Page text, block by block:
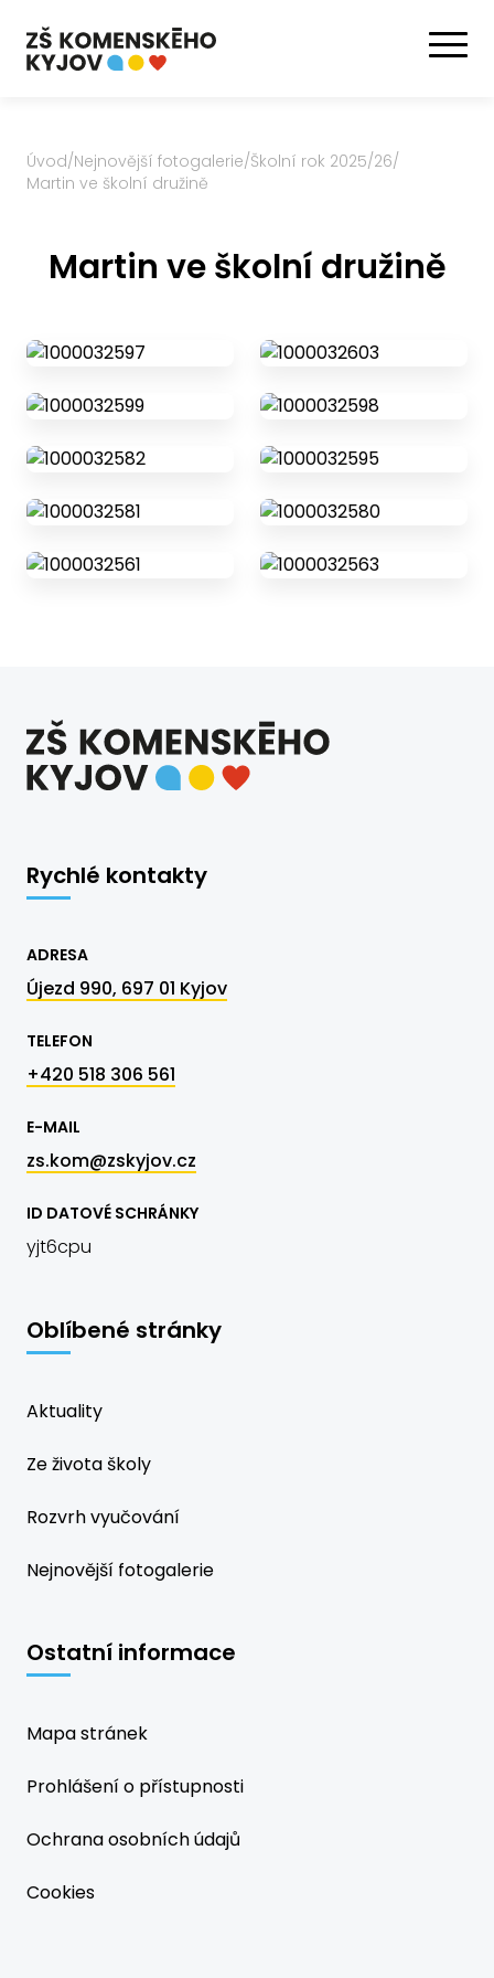
Úvod/Nejnovější fotogalerie/Školní rok 2025/26/
Martin ve školní družině
Martin ve školní družině
Rychlé kontakty
ADRESA
Újezd 990, 697 01 Kyjov
TELEFON
+420 518 306 561
E-MAIL
zs.kom@zskyjov.cz
ID DATOVÉ SCHRÁNKY
yjt6cpu
Oblíbené stránky
Aktuality
Ze života školy
Rozvrh vyučování
Nejnovější fotogalerie
Ostatní informace
Mapa stránek
Prohlášení o přístupnosti
Ochrana osobních údajů
Cookies